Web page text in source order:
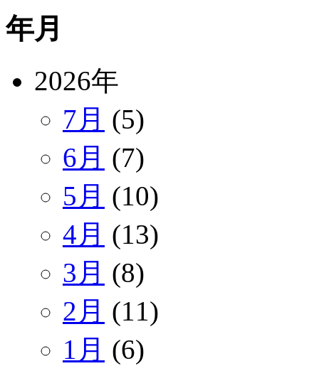
年月
2026年
7月 (5)
6月 (7)
5月 (10)
4月 (13)
3月 (8)
2月 (11)
1月 (6)